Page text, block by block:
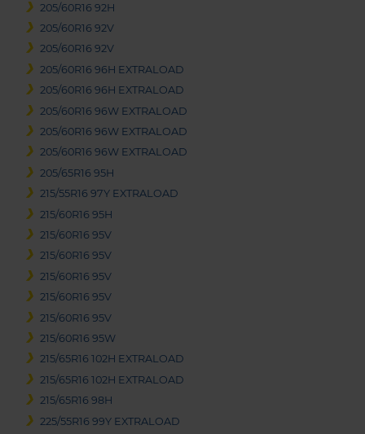
205/60R16 92H
205/60R16 92V
205/60R16 92V
205/60R16 96H EXTRALOAD
205/60R16 96H EXTRALOAD
205/60R16 96W EXTRALOAD
205/60R16 96W EXTRALOAD
205/60R16 96W EXTRALOAD
205/65R16 95H
215/55R16 97Y EXTRALOAD
215/60R16 95H
215/60R16 95V
215/60R16 95V
215/60R16 95V
215/60R16 95V
215/60R16 95V
215/60R16 95W
215/65R16 102H EXTRALOAD
215/65R16 102H EXTRALOAD
215/65R16 98H
225/55R16 99Y EXTRALOAD